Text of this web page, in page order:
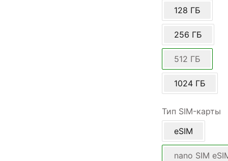
128 ГБ
256 ГБ
512 ГБ
1024 ГБ
Тип SIM-карты
eSIM
nano SIM